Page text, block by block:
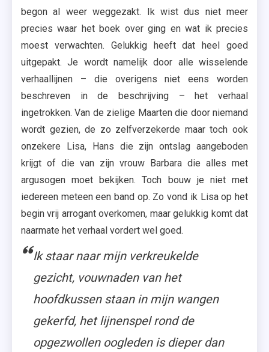
begon al weer weggezakt. Ik wist dus niet meer
precies waar het boek over ging en wat ik precies
moest verwachten. Gelukkig heeft dat heel goed
uitgepakt. Je wordt namelijk door alle wisselende
verhaallijnen – die overigens niet eens worden
beschreven in de beschrijving – het verhaal
ingetrokken. Van de zielige Maarten die door niemand
wordt gezien, de zo zelfverzekerde maar toch ook
onzekere Lisa, Hans die zijn ontslag aangeboden
krijgt of die van zijn vrouw Barbara die alles met
argusogen moet bekijken. Toch bouw je niet met
iedereen meteen een band op. Zo vond ik Lisa op het
begin vrij arrogant overkomen, maar gelukkig komt dat
naarmate het verhaal vordert wel goed.
Ik staar naar mijn verkreukelde
gezicht, vouwnaden van het
hoofdkussen staan in mijn wangen
gekerfd, het lijnenspel rond de
opgezwollen oogleden is dieper dan